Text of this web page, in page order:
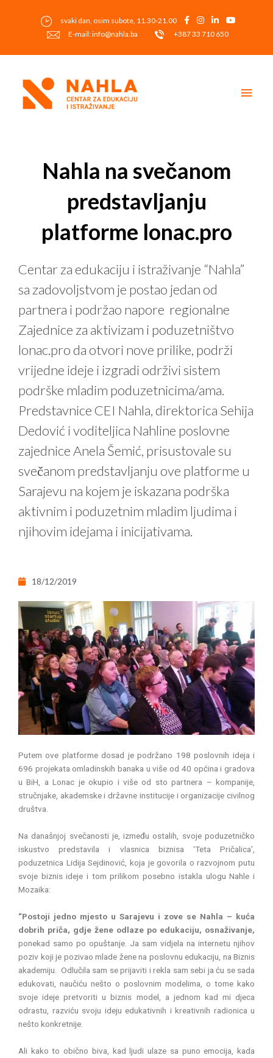
svaki dan, osim subote, 11.30-21.00
E-mail: info@nahla.ba
+387 33 710 650
Nahla na svečanom
predstavljanju
platforme lonac.pro
Centar za edukaciju i istraživanje “Nahla”
sa zadovoljstvom je postao jedan od
partnera i podržao napore regionalne
Zajednice za aktivizam i poduzetništvo
lonac.pro da otvori nove prilike, podrži
vrijedne ideje i izgradi održivi sistem
podrške mladim poduzetnicima/ama.
Predstavnice CEI Nahla, direktorica Sehija
Dedović i voditeljica Nahline poslovne
zajednice Anela Šemić, prisustovale su
svečanom predstavljanju ove platforme u
Sarajevu na kojem je iskazana podrška
aktivnim i poduzetnim mladim ljudima i
njihovim idejama i inicijativama.
18/12/2019
Putem ove platforme dosad je podržano 198 poslovnih ideja i
696 projekata omladinskih banaka u više od 40 općina i gradova
u BiH, a Lonac je okupio i više od sto partnera – kompanije,
stručnjake, akademske i državne institucije i organizacije civilnog
društva.
Na današnjoj svečanosti je, između ostalih, svoje poduzetničko
iskustvo predstavila i vlasnica biznisa ‘Teta Pričalica’,
poduzetnica Lidija Sejdinović, koja je govorila o razvojnom putu
svoje biznis ideje i tom prilikom posebno istakla ulogu Nahle i
Mozaika:
“Postoji jedno mjesto u Sarajevu i zove se Nahla – kuća
dobrih priča, gdje žene odlaze po edukaciju, osnaživanje,
ponekad samo po opuštanje. Ja sam vidjela na internetu njihov
poziv koji je pozivao mlade žene na poslovnu edukaciju, na Biznis
akademiju. Odlučila sam se prijaviti i rekla sam sebi ja ću se sada
edukovati, naučiću nešto o poslovnim modelima, o tome kako
svoje ideje pretvoriti u biznis model, a jednom kad mi djeca
odrastu, razviću svoju ideju edukativnih i kreativnih radionica u
nešto konkretnije.
Ali kako to obično biva, kad ljudi ulaze sa puno emocija, kada